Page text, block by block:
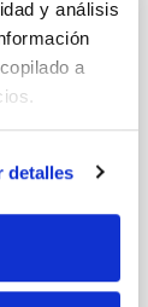
y análisis
a
detalles